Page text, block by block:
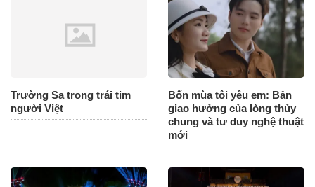
Trường Sa trong trái tim
người Việt
Bốn mùa tôi yêu em: Bản
giao hưởng của lòng thủy
chung và tư duy nghệ thuật
mới